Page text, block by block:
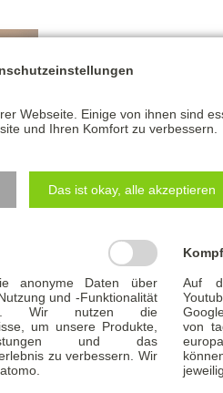
Wir haben Ihnen eine
benötigten Unterlagen
Benötigt werden unter
Kaufpreis inkl.
Objektunterlagen
Fotos
Legitimation
Unsere Checklisten im
Webseite. Einige von ihnen sind
und Ihren Komfort zu verbessern.
Das ist okay, alle akzeptieren
anonyme Daten über
und -Funktionalität
Wir nutzen die
um unsere Produkte,
und das
zu verbessern. Wir
Auf
von